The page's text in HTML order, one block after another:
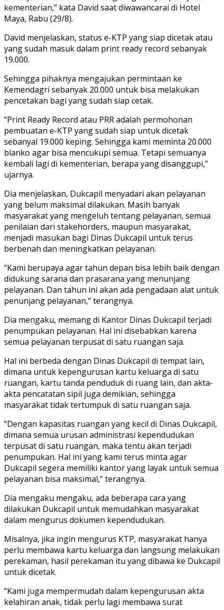
kementerian,” kata David saat diwawancarai di Hotel
Maya, Rabu (29/8).
David menjelaskan, status e-KTP yang siap dicetak atau
yang sudah masuk dalam print ready record sebanyak
19.000.
Sehingga pihaknya mengajukan permintaan ke
Kemendagri sebanyak 20.000 untuk bisa melakukan
pencetakan bagi yang sudah siap cetak.
“Print Ready Record atau PRR adalah permohonan
pembuatan e-KTP yang sudah siap untuk dicetak
sebanyal 19.000 keping. Sehingga kami meminta 20.000
blanko agar bisa mencukupi semua. Tetapi semuanya
kembali lagi di kementerian, berapa yang disanggupi,”
ujarnya.
Dia menjelaskan, Dukcapil menyadari akan pelayanan
yang belum maksimal dilakukan. Masih banyak
masyarakat yang mengeluh tentang pelayanan, semua
penilaian dari stakehorders, maupun masyarakat,
menjadi masukan bagi Dinas Dukcapil untuk terus
berbenah dan meningkatkan pelayanan.
“Kami berupaya agar tahun depan bisa lebih baik dengan
didukung sarana dan prasarana yang menunjang
pelayanan. Dan tahun ini akan ada pengadaan alat untuk
penunjang pelayanan,” terangnya.
Dia mengaku, memang di Kantor Dinas Dukcapil terjadi
penumpukan pelayanan. Hal ini disebabkan karena
semua pelayanan terpusat di satu ruangan saja.
Hal ini berbeda dengan Dinas Dukcapil di tempat lain,
dimana untuk kepengurusan kartu keluarga di satu
ruangan, kartu tanda penduduk di ruang lain, dan akta-
akta pencatatan sipil juga demikian, sehingga
masyarakat tidak tertumpuk di satu ruangan saja.
“Dengan kapasitas ruangan yang kecil di Dinas Dukcapil,
dimana semua urusan administrasi kependudukan
terpusat di satu ruangan, maka tentu akan terjadi
penumpukan. Hal ini yang kami terus minta agar
Dukcapil segera memiliki kantor yang layak untuk semua
pelayanan bisa maksimal,” terangnya.
Dia mengaku mengaku, ada beberapa cara yang
dilakukan Dukcapil untuk memudahkan masyarakat
dalam mengurus dokumen kependudukan.
Misalnya, jika ingin mengurus KTP, masyarakat hanya
perlu membawa kartu keluarga dan langsung melakukan
perekaman, hasil perekaman itu yang dibawa ke Dukcapil
untuk dicetak.
“Kami juga mempermudah dalam kepengurusan akta
kelahiran anak, tidak perlu lagi membawa surat